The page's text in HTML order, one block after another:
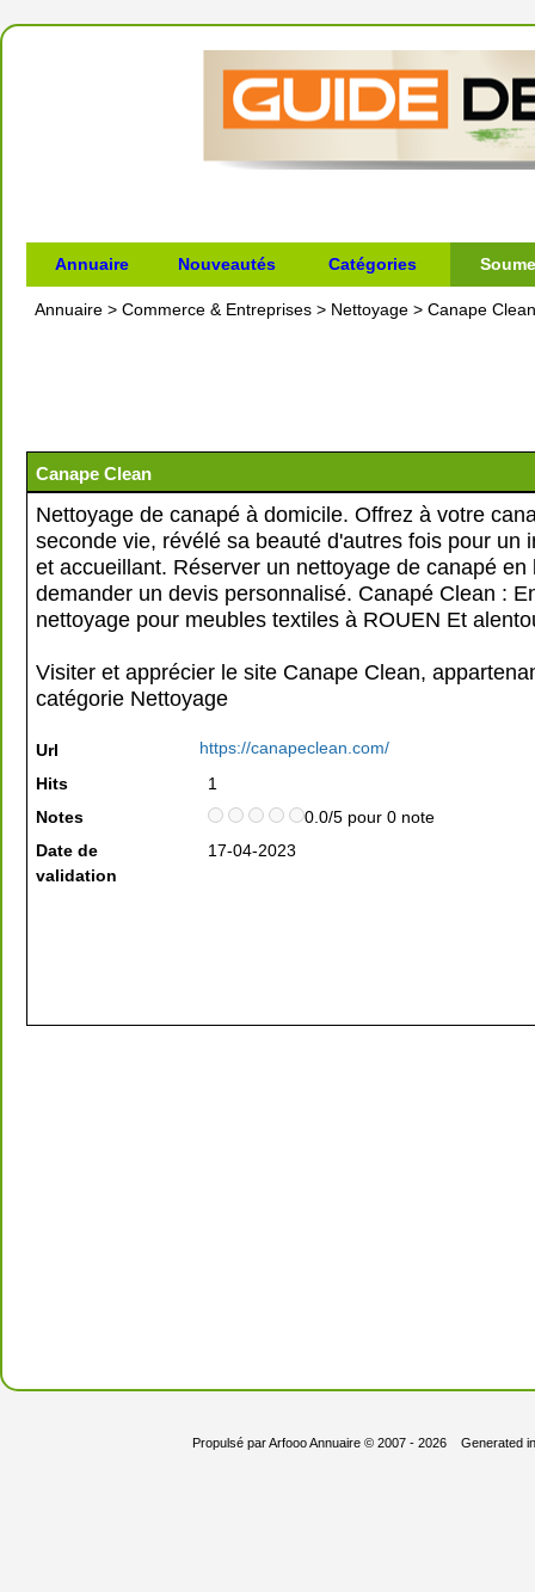
Annuaire Nouveautés Catégories
Annuaire > Commerce & Entreprises > Nettoyage > Canape Clean
Canape Clean
Nettoyage de canapé à domicile. Offrez à votre
seconde vie, révélé sa beauté d'autres fois pour un
et accueillant. Réserver un nettoyage de canapé en
demander un devis personnalisé. Canapé Clean :
nettoyage pour meubles textiles à ROUEN Et
Visiter et apprécier le site Canape Clean,
catégorie Nettoyage
Url
https://canapeclean.com/
Hits
1
Notes
0.0/5 pour 0 note
Date de
validation
17-04-2023
Propulsé parArfooo Annuaire© 2007 - 2026 Generated